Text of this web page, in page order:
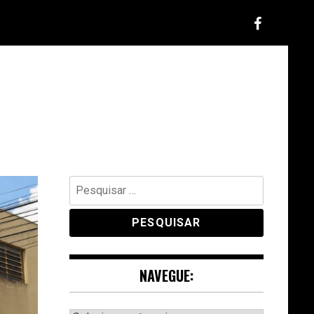
Pesquisar
por:
NAVEGUE: